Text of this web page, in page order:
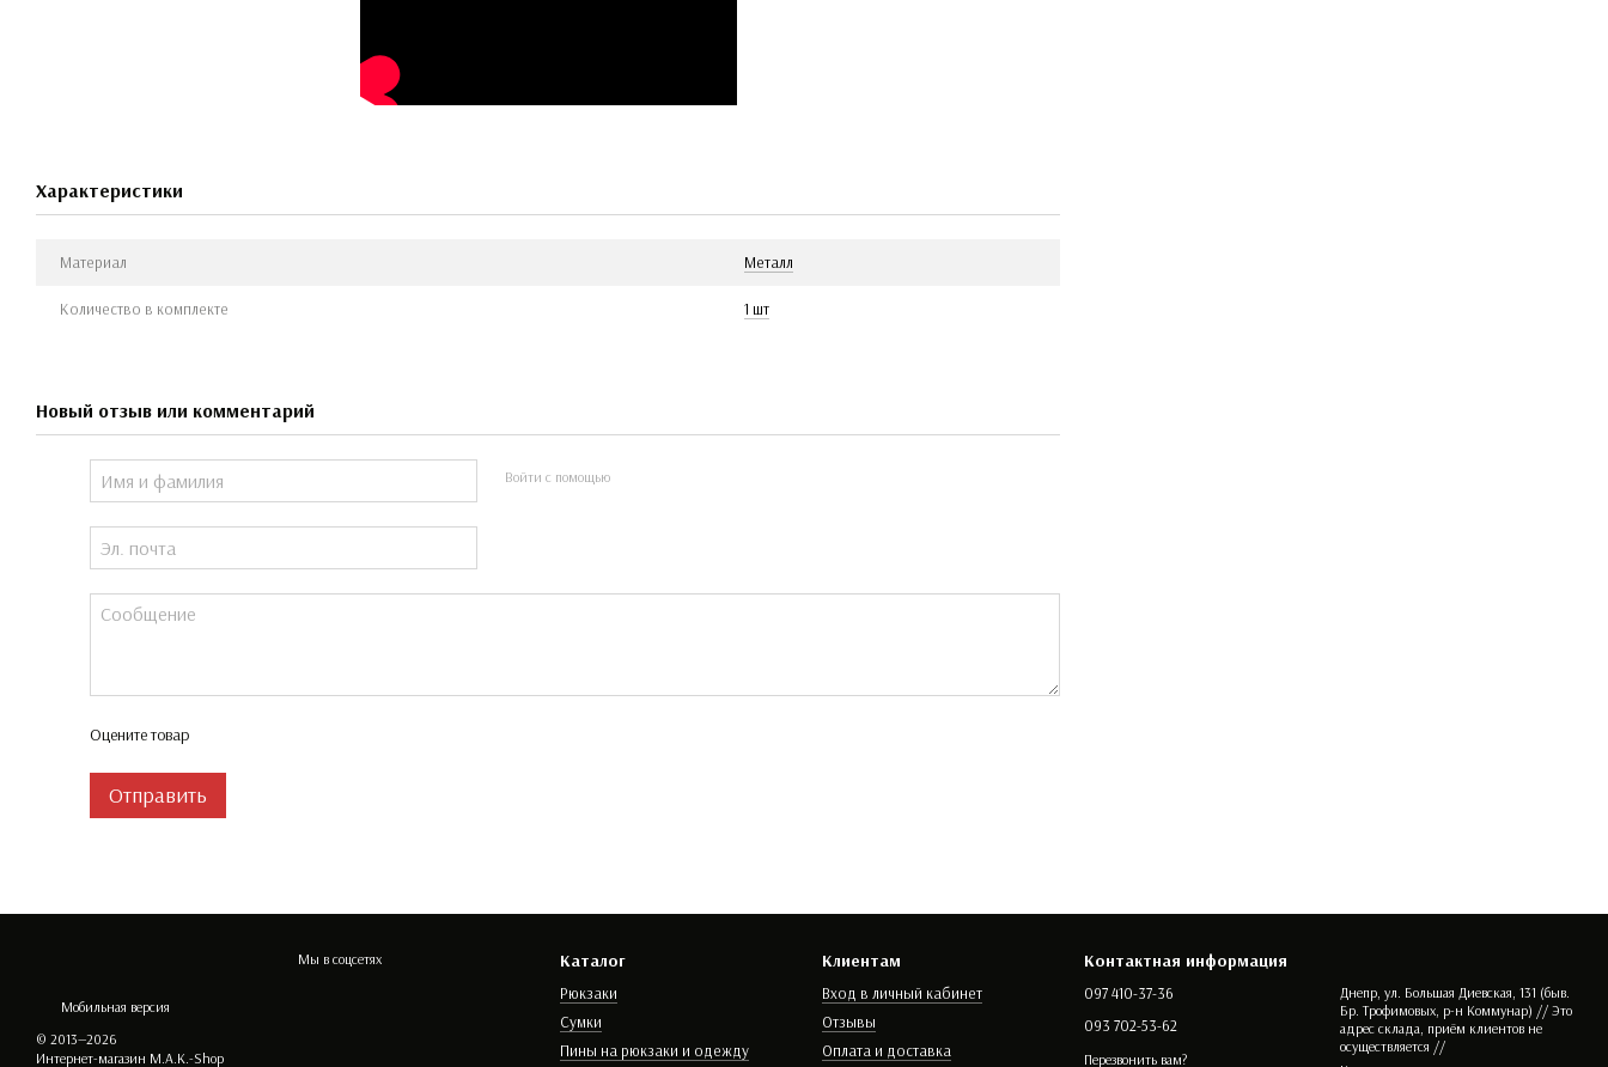
Характеристики
Материал Металл
Количество в комплекте 1 шт
Новый отзыв или комментарий
Войти с помощью
Оцените товар
Отправить
Мобильная версия
© 2013—2026
Интернет-магазин M.A.K.-Shop
Мы в соцсетях Каталог
Рюкзаки
Сумки
Пины на рюкзаки и одежду
Клиентам
Вход в личный кабинет
Отзывы
Оплата и доставка
Контактная информация
097 410-37-36
093 702-53-62
Перезвонить вам?
Днепр, ул. Большая Диевская, 131 (быв.
Бр. Трофимовых, р-н Коммунар) // Это
адрес склада, приём клиентов не
осуществляется //